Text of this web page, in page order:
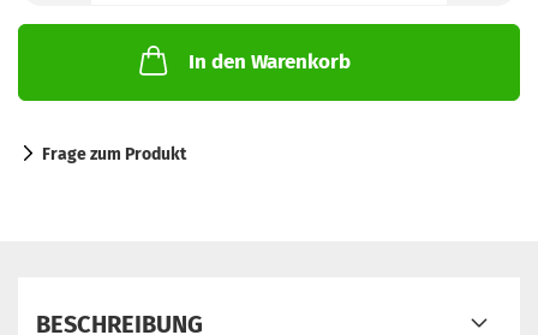
In den Warenkorb
Frage zum Produkt
BESCHREIBUNG